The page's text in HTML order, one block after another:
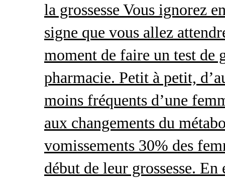
la grossesse Vous ignorez
signe que vous allez
moment de faire un test de
pharmacie. Petit à petit,
moins fréquents d’une
aux changements du
vomissements 30% des
début de leur grossesse.